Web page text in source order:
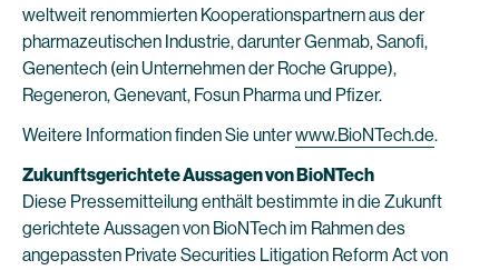
weltweit renommierten Kooperationspartnern aus der
pharmazeutischen Industrie, darunter Genmab, Sanofi,
Genentech (ein Unternehmen der Roche Gruppe),
Regeneron, Genevant, Fosun Pharma und Pfizer.
Weitere Information finden Sie unterwww.BioNTech.de.
Zukunftsgerichtete Aussagen von BioNTech
Diese Pressemitteilung enthält bestimmte in die Zukunft
gerichtete Aussagen von BioNTech im Rahmen des
angepassten Private Securities Litigation Reform Act von